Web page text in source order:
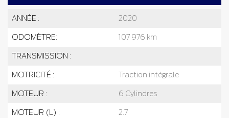
ANNÉE : 2020
ODOMÈTRE: 107 976 km
TRANSMISSION :
MOTRICITÉ : Traction intégrale
MOTEUR : 6 Cylindres
MOTEUR (L) : 2.7